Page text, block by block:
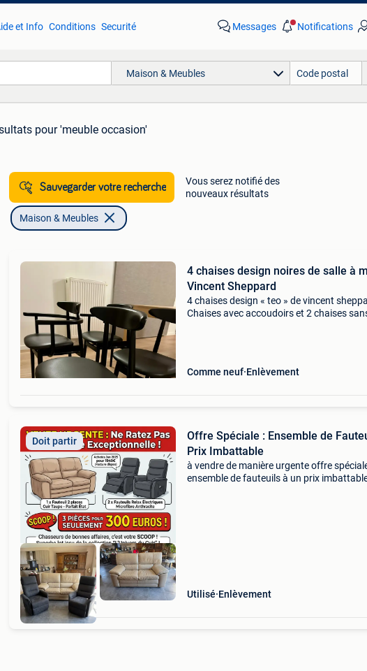
et Info Conditions Securité Messages Notifications
Maison & Meubles
pour 'meuble occasion'
Sauvegarder votre recherche
Vous serez notifié des
nouveaux résultats
Maison & Meubles
4 chaises design noires de salle à
Vincent Sheppard
4 chaises design « teo » de vincent
Chaises avec accoudoirs et 2 chaises
Comme neuf Enlèvement
Doit partir
Offre Spéciale : Ensemble de
Prix Imbattable
à vendre de manière urgente offre
ensemble de fauteuils à un prix
Utilisé Enlèvement